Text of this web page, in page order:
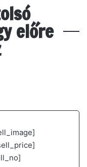
előre